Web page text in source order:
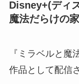
Disney+(ディ
魔法だらけの家
『ミラベルと魔
作品として配信